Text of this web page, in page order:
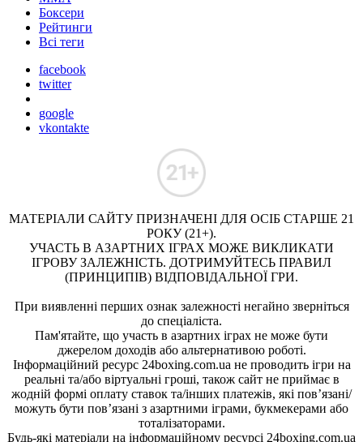
Боксери
Рейтинги
Всі теги
facebook
twitter
google
vkontakte
МАТЕРІАЛИ САЙТУ ПРИЗНАЧЕНІ ДЛЯ ОСІБ СТАРШЕ 21
РОКУ (21+).
УЧАСТЬ В АЗАРТНИХ ІГРАХ МОЖЕ ВИКЛИКАТИ
ІГРОВУ ЗАЛЕЖНІСТЬ. ДОТРИМУЙТЕСЬ ПРАВИЛ
(ПРИНЦИПІВ) ВІДПОВІДАЛЬНОЇ ГРИ.
При виявленні перших ознак залежності негайно зверніться
до спеціаліста.
Пам'ятайте, що участь в азартних іграх не може бути
джерелом доходів або альтернативою роботі.
Інформаційний ресурс 24boxing.com.ua не проводить ігри на
реальні та/або віртуальні гроші, також сайт не приймає в
жодній формі оплату ставок та/інших платежів, які пов’язані/
можуть бути пов’язані з азартними іграми, букмекерами або
тоталізаторами.
Будь-які матеріали на інформаційному ресурсі 24boxing.com.ua